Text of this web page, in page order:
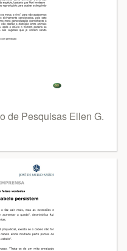
de Pesquisas Ellen G.